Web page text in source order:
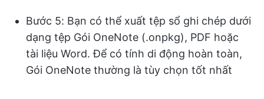
Bước 5: Bạn có thể xuất tệp sổ ghi chép dưới
dạng tệp Gói OneNote (.onpkg), PDF hoặc
tài liệu Word. Để có tính di động hoàn toàn,
Gói OneNote thường là tùy chọn tốt nhất